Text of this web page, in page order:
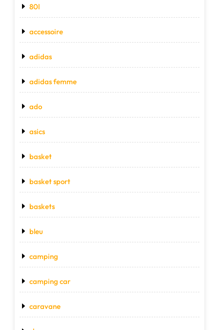
80l
accessoire
adidas
adidas femme
ado
asics
basket
basket sport
baskets
bleu
camping
camping car
caravane